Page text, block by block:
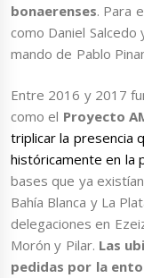
bonaerenses. Para
como Daniel
mando de Pablo
Entre 2016 y 2017
como el Proyecto
triplicar la presencia
históricamente en la
bases que ya
Bahía Blanca y La
delegaciones en
Morón y Pilar. Las
pedidas por la